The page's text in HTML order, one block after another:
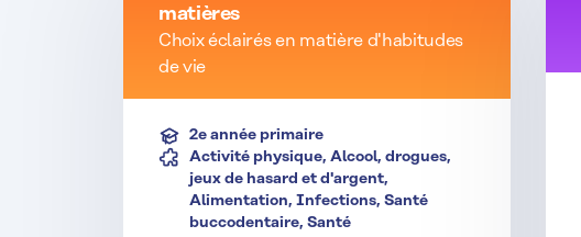
matières
Choix éclairés en matière d'habitudes
de vie
2e année primaire
Activité physique, Alcool, drogues,
jeux de hasard et d'argent,
Alimentation, Infections, Santé
buccodentaire, Santé